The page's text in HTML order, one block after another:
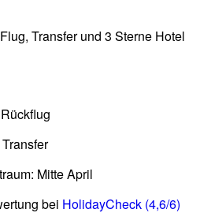
Transfer und 3 Sterne Hotel
Mitte April
bei HolidayCheck (4,6/6)